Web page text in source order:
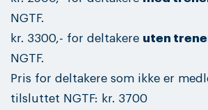
NGTF.
kr. 3300,- for deltakere uten
NGTF.
Pris for deltakere som ikke er
tilsluttet NGTF: kr. 3700